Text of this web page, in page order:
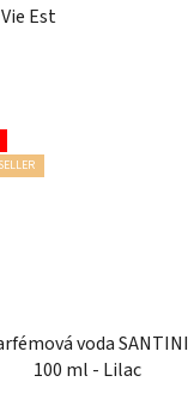
Est
voda SANTINI
100 ml - Lilac